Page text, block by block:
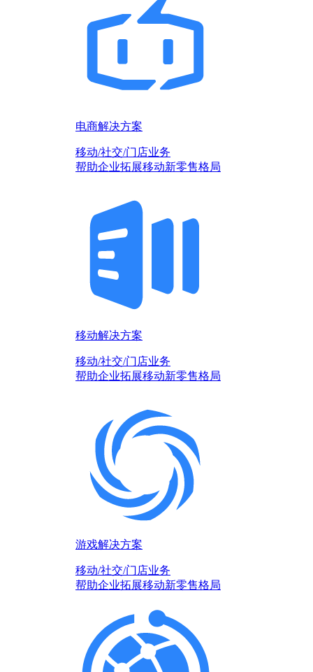
电商解决方案
移动/社交/门店业务
帮助企业拓展移动新零售格局
移动解决方案
移动/社交/门店业务
帮助企业拓展移动新零售格局
游戏解决方案
移动/社交/门店业务
帮助企业拓展移动新零售格局